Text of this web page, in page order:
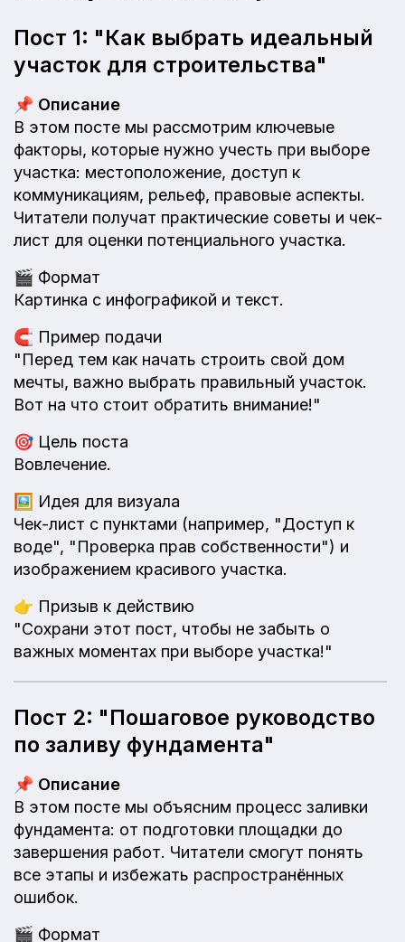
Пост 1: "Как выбрать идеальный
участок для строительства"
📌 Описание
В этом посте мы рассмотрим ключевые
факторы, которые нужно учесть при выборе
участка: местоположение, доступ к
коммуникациям, рельеф, правовые аспекты.
Читатели получат практические советы и чек-
лист для оценки потенциального участка.
🎬 Формат
Картинка с инфографикой и текст.
🧲 Пример подачи
"Перед тем как начать строить свой дом
мечты, важно выбрать правильный участок.
Вот на что стоит обратить внимание!"
🎯 Цель поста
Вовлечение.
🖼️ Идея для визуала
Чек-лист с пунктами (например, "Доступ к
воде", "Проверка прав собственности") и
изображением красивого участка.
👉 Призыв к действию
"Сохрани этот пост, чтобы не забыть о
важных моментах при выборе участка!"
Пост 2: "Пошаговое руководство
по заливу фундамента"
📌 Описание
В этом посте мы объясним процесс заливки
фундамента: от подготовки площадки до
завершения работ. Читатели смогут понять
все этапы и избежать распространённых
ошибок.
🎬 Формат